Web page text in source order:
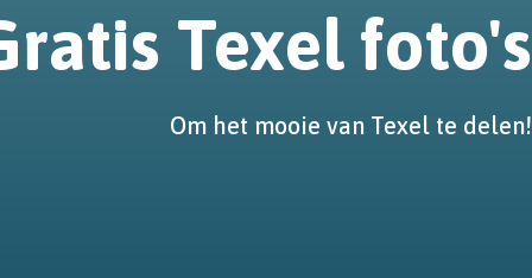
Texel foto's
Om het mooie van Texel te delen!